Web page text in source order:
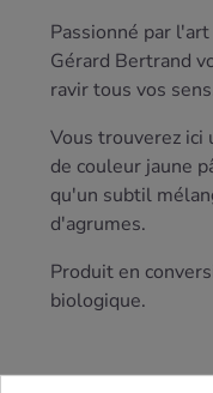
Passionné par
Gérard Bertrand
ravir tous vos
Vous trouverez ici
de couleur jaune
qu'un subtil
d'agrumes.
Produit en
biologique.